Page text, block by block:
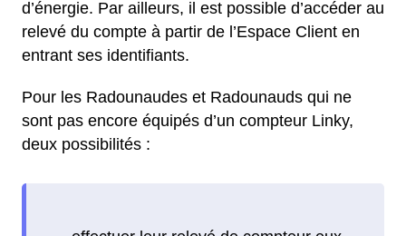
d’énergie. Par ailleurs, il est possible d’accéder au
relevé du compte à partir de l’Espace Client en
entrant ses identifiants.
Pour les Radounaudes et Radounauds qui ne
sont pas encore équipés d’un compteur Linky,
deux possibilités :